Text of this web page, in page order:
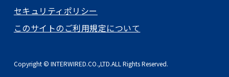
セキュリティポリシー
このサイトのご利用規定について
Copyright © INTERWIRED.CO.,LTD.ALL Rights Reserved.